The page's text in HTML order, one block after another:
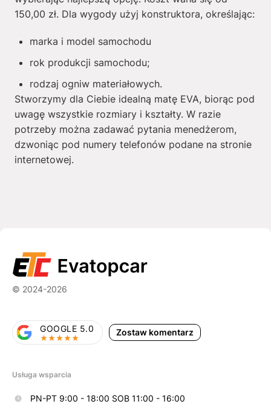
150,00 zł. Dla wygody użyj konstruktora, określając:
marka i model samochodu
rok produkcji samochodu;
rodzaj ogniw materiałowych.
Stworzymy dla Ciebie idealną matę EVA, biorąc pod
uwagę wszystkie rozmiary i kształty. W razie
potrzeby można zadawać pytania menedżerom,
dzwoniąc pod numery telefonów podane na stronie
internetowej.
© 2024-2026
Zostaw komentarz
GOOGLE 5.0
Usługa wsparcia
PN-PT 9:00 - 18:00 SOB 11:00 - 16:00